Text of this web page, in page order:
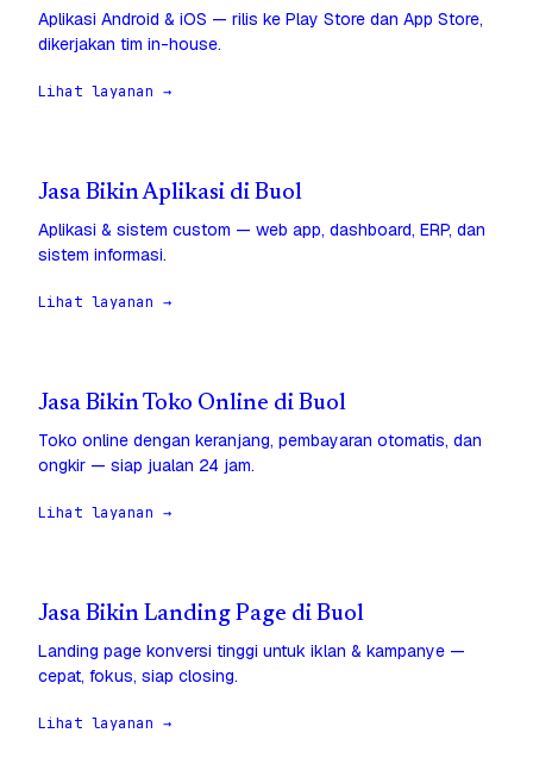
Aplikasi Android & iOS — rilis ke Play Store dan App Store,
dikerjakan tim in-house.
Lihat layanan →
Jasa Bikin Aplikasi di Buol
Aplikasi & sistem custom — web app, dashboard, ERP, dan
sistem informasi.
Lihat layanan →
Jasa Bikin Toko Online di Buol
Toko online dengan keranjang, pembayaran otomatis, dan
ongkir — siap jualan 24 jam.
Lihat layanan →
Jasa Bikin Landing Page di Buol
Landing page konversi tinggi untuk iklan & kampanye —
cepat, fokus, siap closing.
Lihat layanan →